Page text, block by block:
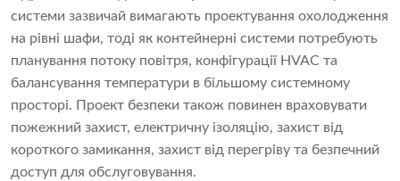
системи зазвичай вимагають проектування охолодження
на рівні шафи, тоді як контейнерні системи потребують
планування потоку повітря, конфігурації HVAC та
балансування температури в більшому системному
просторі. Проект безпеки також повинен враховувати
пожежний захист, електричну ізоляцію, захист від
короткого замикання, захист від перегріву та безпечний
доступ для обслуговування.